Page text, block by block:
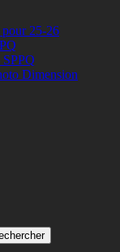
pour 25-26
Dimension